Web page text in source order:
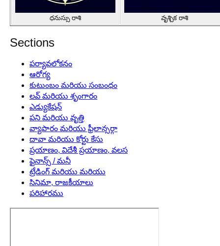
ధనుస్సు రాశి వృశ్చిక రాశి
Sections
పర్యావలోకనం
ఆరోగ్య
కుటుంబం మరియు సంబంధం
లవ్ మరియు శృంగారం
ఎడ్యుకేషన్
పని మరియు వృత్తి
వ్యాపారం మరియు ఫ్రీలాన్సర్గా
దావా మరియు కోర్టు కేసు
ప్రయాణం, విదేశీ ప్రయాణం, వలస
ఫైనాన్స్ / మనీ
ట్రేడింగ్ మరియు మరియు
సినిమా, రాజకీయాలు
పరిహారము